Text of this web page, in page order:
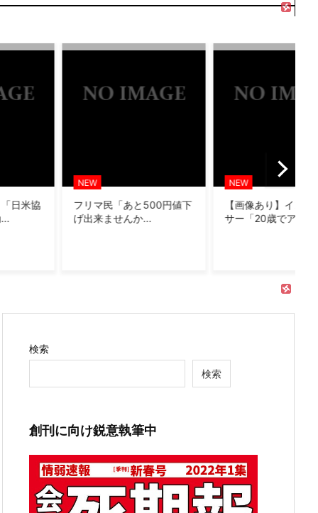
円値下
【画像あり】インフルエン
サー「20歳でア...
NEW
【画像あり】居
で長居して会計
NEW
検索
検索
創刊に向け鋭意執筆中